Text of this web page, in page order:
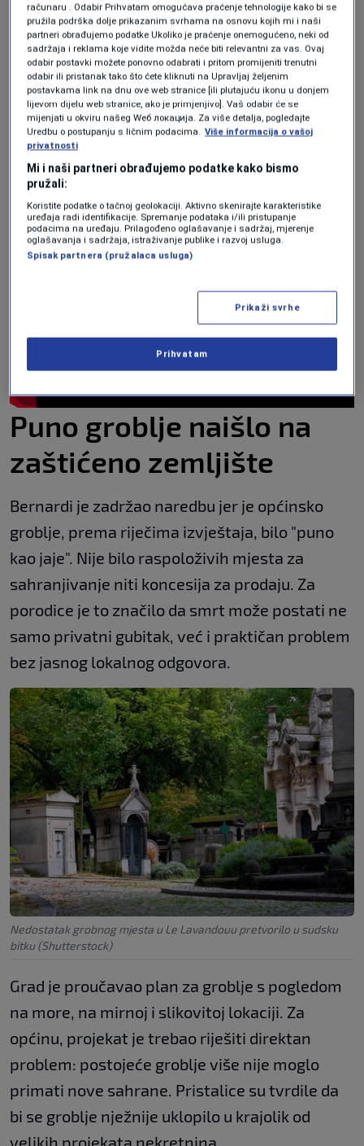
Lavandou ima zakonsku obavezu da sahrani
mrtve, ali da nema fizičkog prostora za to.
Apsurdna naredba privukla je pažnju, ali dublji
problem bio je nedostatak groblja oblikovan
ograničenim zemljištem, sudskim odlukama,
tradicijama sahranjivanja i sporom
birokratijom. Očekuje se da lokalna vlast
tretira smrt kao jednu od svojih osnovnih
javnih dužnosti, aliLavandouje došao do tačke
u kojoj je čak i taj zadatak postao teško izvršiv.
Puno groblje naišlo na
zaštićeno zemljište
Bernardi je zadržao naredbu jer je općinsko
groblje, prema riječima izvještaja, bilo "puno
kao jaje". Nije bilo raspoloživih mjesta za
sahranjivanje niti koncesija za prodaju. Za
porodice je to značilo da smrt može postati ne
samo privatni gubitak, već i praktičan problem
bez jasnog lokalnog odgovora.
Nedostatak grobnog mjesta u Le Lavandouu pretvorilo u sudsku
bitku (Shutterstock)
Grad je proučavao plan za groblje s pogledom
na more, na mirnoj i slikovitoj lokaciji. Za
općinu, projekat je trebao riješiti direktan
problem: postojeće groblje više nije moglo
primati nove sahrane. Pristalice su tvrdile da
bi se groblje nježnije uklopilo u krajolik od
velikih projekata nekretnina.
računaru . Odabir Prihvatam omogućava praćenje tehnologije kako bi se
pružila podrška dolje prikazanim svrhama na osnovu kojih mi i naši
partneri obrađujemo podatke Ukoliko je praćenje onemogućeno, neki od
sadržaja i reklama koje vidite možda neće biti relevantni za vas. Ovaj
odabir postavki možete ponovno odabrati i pritom promijeniti trenutni
odabir ili pristanak tako što ćete kliknuti na Upravljaj željenim
postavkama link na dnu ove web stranice [ili plutajuću ikonu u donjem
lijevom dijelu web stranice, ako je primjenjivo]. Vaš odabir će se
mijenjati u okviru našeg Wеб локација. Za više detalja, pogledajte
Uredbu o postupanju s ličnim podacima. Više informacija o vašoj
privatnosti
Mi i naši partneri obrađujemo podatke kako bismo
pružali:
Koristite podatke o tačnoj geolokaciji. Aktivno skenirajte karakteristike
uređaja radi identifikacije. Spremanje podataka i/ili pristupanje
podacima na uređaju. Prilagođeno oglašavanje i sadržaj, mjerenje
oglašavanja i sadržaja, istraživanje publike i razvoj usluga.
Spisak partnera (pružalaca usluga)
Prikaži svrhe
Prihvatam